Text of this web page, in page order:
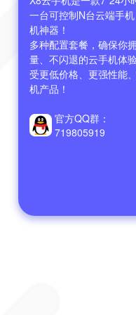
一台可控制N台云端手
机神器！
多种配置套餐，确保你
量、不闪退的云手机体
受更低价格、更强性能
机产品！
官方QQ群：
719805919